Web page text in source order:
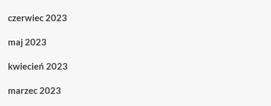
czerwiec 2023
maj 2023
kwiecień 2023
marzec 2023